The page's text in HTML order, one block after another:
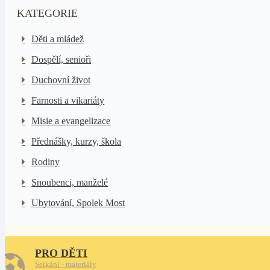
KATEGORIE
Děti a mládež
Dospělí, senioři
Duchovní život
Farnosti a vikariáty
Misie a evangelizace
Přednášky, kurzy, škola
Rodiny
Snoubenci, manželé
Ubytování, Spolek Most
PRO DĚTI
Setkání - materiály